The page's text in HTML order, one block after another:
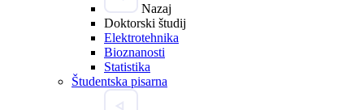
Nazaj
Doktorski študij
Elektrotehnika
Bioznanosti
Statistika
Študentska pisarna